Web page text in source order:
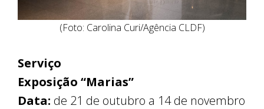
(Foto: Carolina Curi/Agência CLDF)
Serviço
Exposição “Marias”
Data: de 21 de outubro a 14 de novembro